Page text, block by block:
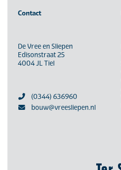
Contact
De Vree en Sliepen
Edisonstraat 25
4004 JL Tiel
(0344) 636960
bouw@vreesliepen.nl